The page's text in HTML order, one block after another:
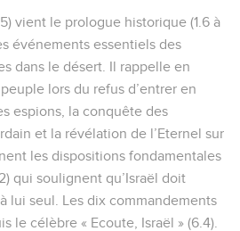
vient le prologue historique (1.6 à
événements essentiels des
dans le désert. Il rappelle en
lors du refus d’entrer en
espions, la conquête des
et la révélation de l’Eternel sur
les dispositions fondamentales
qui soulignent qu’Israël doit
lui seul. Les dix commandements
le célèbre « Ecoute, Israël » (6.4).